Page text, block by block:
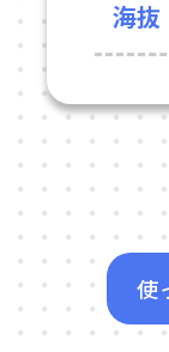
海抜
使